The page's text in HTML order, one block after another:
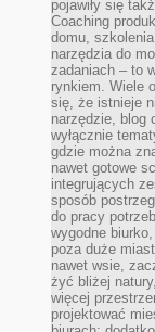
pojawiły się
Coaching
domu,
narzędzia do
zadaniach – to
rynkiem. Wiele
się, że istnieje
narzędzie, blog
wyłącznie
gdzie można
nawet gotowe
integrujących
sposób
do pracy
wygodne
poza duże
nawet wsie,
żyć bliżej
więcej
projektować